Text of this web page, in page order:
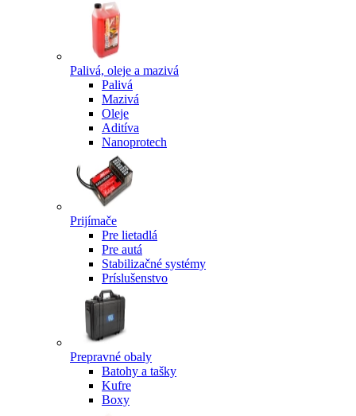
Palivá, oleje a mazivá
Palivá
Mazivá
Oleje
Aditíva
Nanoprotech
Prijímače
Pre lietadlá
Pre autá
Stabilizačné systémy
Príslušenstvo
Prepravné obaly
Batohy a tašky
Kufre
Boxy